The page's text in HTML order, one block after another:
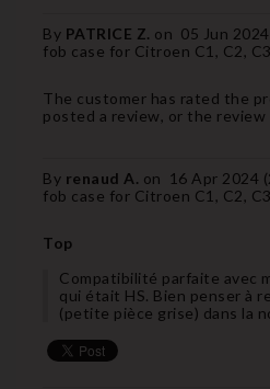
By PATRICE Z. on 05 Jun 2024
fob case for Citroen C1, C2,
The customer has rated the
posted a review, or the
By renaud A. on 16 Apr 2024 (
fob case for Citroen C1, C2,
Top
Compatibilité parfaite avec
qui était HS. Bien penser à
(petite pièce grise) dans la